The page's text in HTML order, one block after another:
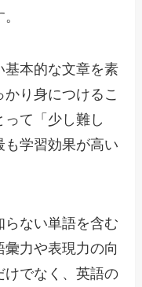
基本的な文章を素
り身につけるこ
て「少し難し
も学習効果が高い
らない単語を含む
力や表現力の向
けでなく、英語の